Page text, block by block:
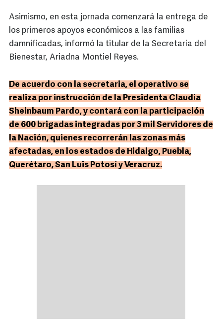
Asimismo, en esta jornada comenzará la entrega de
los primeros apoyos económicos a las familias
damnificadas, informó la titular de la Secretaría del
Bienestar, Ariadna Montiel Reyes.
De acuerdo con la secretaria, el operativo se
realiza por instrucción de la Presidenta Claudia
Sheinbaum Pardo, y contará con la participación
de 600 brigadas integradas por 3 mil Servidores de
la Nación, quienes recorrerán las zonas más
afectadas, en los estados de Hidalgo, Puebla,
Querétaro, San Luis Potosí y Veracruz.